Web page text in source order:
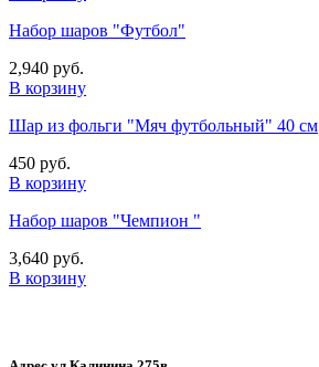
Набор шаров "Футбол"
2,940 руб.
В корзину
Шар из фольги "Мяч футбольный" 40 см
450 руб.
В корзину
Набор шаров "Чемпион "
3,640 руб.
В корзину